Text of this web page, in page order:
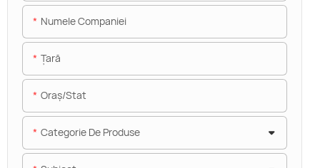
Numele Companiei
Ţară
Oraș/stat
Categorie De Produse